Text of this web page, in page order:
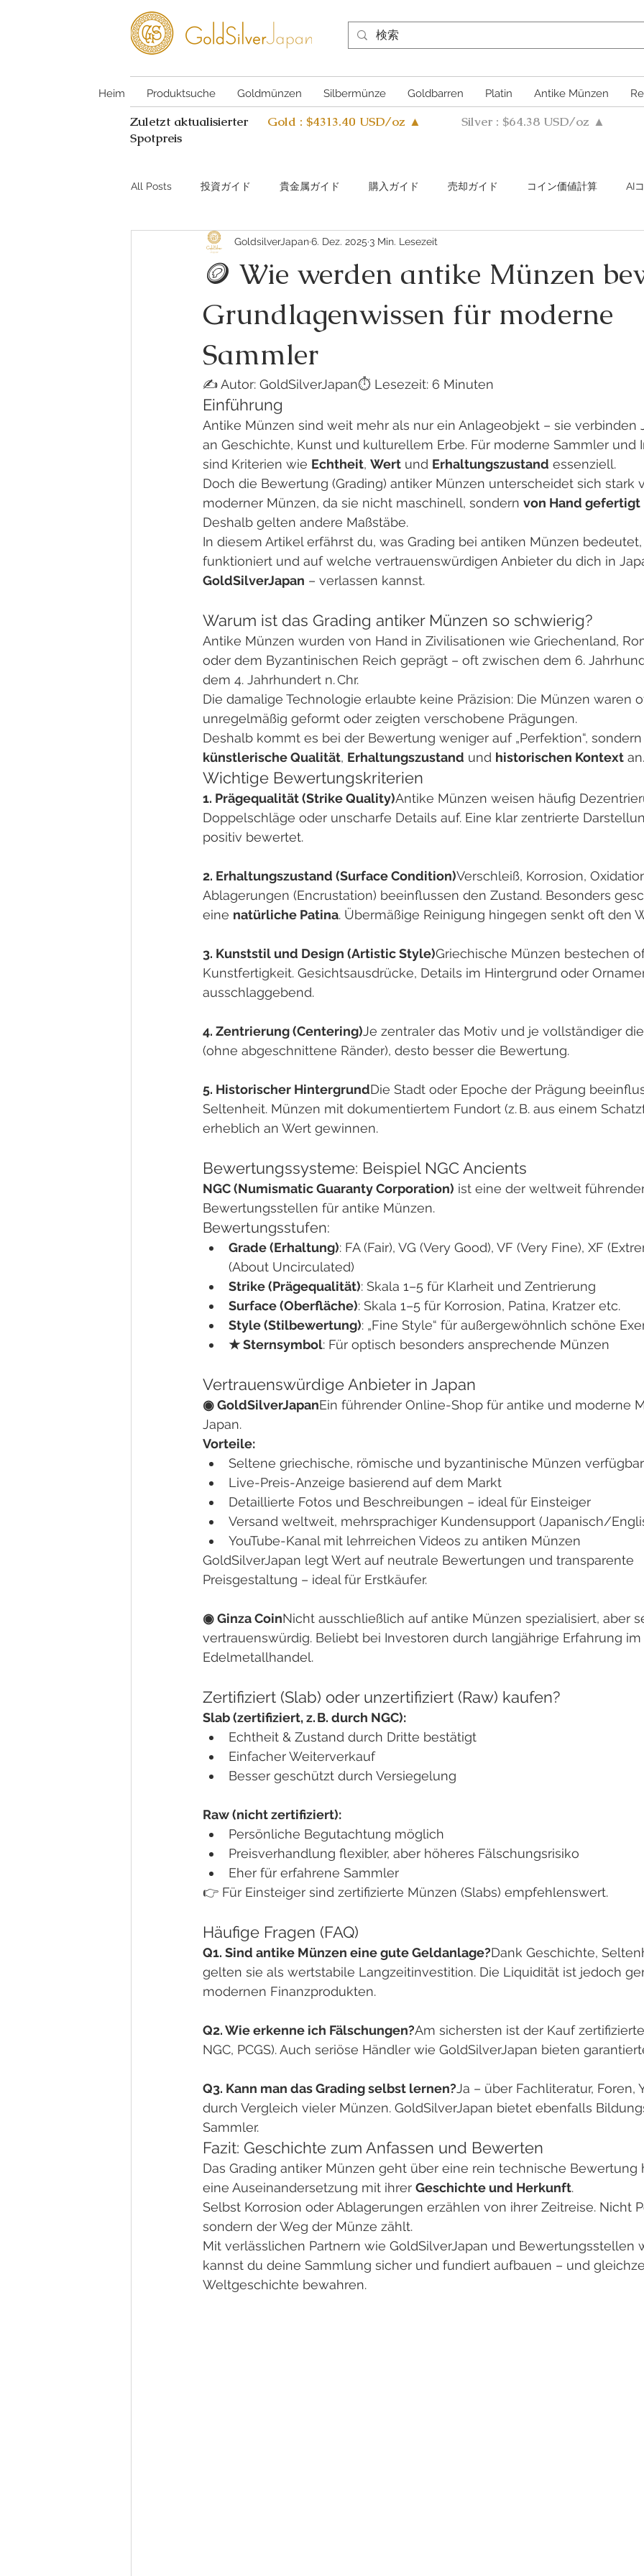
Heim Produktsuche Goldmünzen Silbermünze Goldbarren Platin Antike Münzen
Zuletzt aktualisierter
Spotpreis
Gold : $4313.40 USD/oz ▲ Silver : $64.38 USD/oz ▲
All Posts 投資ガイド 貴金属ガイド 購入ガイド 売却ガイド ​コイン価値計算 AI
Investing guide Q&A Precious Metals Guide Q&A
Coin Authentication Guide
🪙 Wie werden antike Münzen
Grundlagenwissen für moderne
Sammler
GoldsilverJapan6. Dez. 2025 3 Min. Lesezeit
✍️ Autor: GoldSilverJapan⏱️ Lesezeit: 6 Minuten
Einführung
Antike Münzen sind weit mehr als nur ein Anlageobjekt – sie verbinden
an Geschichte, Kunst und kulturellem Erbe. Für moderne Sammler und
sind Kriterien wie Echtheit, Wert und Erhaltungszustand essenziell.
Doch die Bewertung (Grading) antiker Münzen unterscheidet sich stark
moderner Münzen, da sie nicht maschinell, sondern von Hand gefertigt
Deshalb gelten andere Maßstäbe.
In diesem Artikel erfährst du, was Grading bei antiken Münzen
funktioniert und auf welche vertrauenswürdigen Anbieter du dich in
GoldSilverJapan – verlassen kannst.
Warum ist das Grading antiker Münzen so schwierig?
Antike Münzen wurden von Hand in Zivilisationen wie Griechenland,
oder dem Byzantinischen Reich geprägt – oft zwischen dem 6.
dem 4. Jahrhundert n. Chr.
Die damalige Technologie erlaubte keine Präzision: Die Münzen waren
unregelmäßig geformt oder zeigten verschobene Prägungen.
Deshalb kommt es bei der Bewertung weniger auf „Perfektion“,
künstlerische Qualität, Erhaltungszustand und historischen Kontext an.
Wichtige Bewertungskriterien
1. Prägequalität (Strike Quality)Antike Münzen weisen häufig
Doppelschläge oder unscharfe Details auf. Eine klar zentrierte
positiv bewertet.
2. Erhaltungszustand (Surface Condition)Verschleiß, Korrosion,
Ablagerungen (Encrustation) beeinflussen den Zustand. Besonders
eine natürliche Patina. Übermäßige Reinigung hingegen senkt oft den
3. Kunststil und Design (Artistic Style)Griechische Münzen bestechen
Kunstfertigkeit. Gesichtsausdrücke, Details im Hintergrund oder
ausschlaggebend.
4. Zentrierung (Centering)Je zentraler das Motiv und je vollständiger
(ohne abgeschnittene Ränder), desto besser die Bewertung.
5. Historischer HintergrundDie Stadt oder Epoche der Prägung
Seltenheit. Münzen mit dokumentiertem Fundort (z. B. aus einem
erheblich an Wert gewinnen.
Bewertungssysteme: Beispiel NGC Ancients
NGC (Numismatic Guaranty Corporation) ist eine der weltweit
Bewertungsstellen für antike Münzen.
Bewertungsstufen:
Grade (Erhaltung): FA (Fair), VG (Very Good), VF (Very Fine), XF
(About Uncirculated)
Strike (Prägequalität): Skala 1–5 für Klarheit und Zentrierung
Surface (Oberfläche): Skala 1–5 für Korrosion, Patina, Kratzer etc.
Style (Stilbewertung): „Fine Style“ für außergewöhnlich schöne
★ Sternsymbol: Für optisch besonders ansprechende Münzen
Vertrauenswürdige Anbieter in Japan
◉ GoldSilverJapanEin führender Online-Shop für antike und moderne
Japan.
Vorteile:
Seltene griechische, römische und byzantinische Münzen verfügbar
Live-Preis-Anzeige basierend auf dem Markt
Detaillierte Fotos und Beschreibungen – ideal für Einsteiger
Versand weltweit, mehrsprachiger Kundensupport (Japanisch/
YouTube-Kanal mit lehrreichen Videos zu antiken Münzen
GoldSilverJapan legt Wert auf neutrale Bewertungen und transparente
Preisgestaltung – ideal für Erstkäufer.
◉ Ginza CoinNicht ausschließlich auf antike Münzen spezialisiert, aber
vertrauenswürdig. Beliebt bei Investoren durch langjährige Erfahrung im
Edelmetallhandel.
Zertifiziert (Slab) oder unzertifiziert (Raw) kaufen?
Slab (zertifiziert, z. B. durch NGC):
Echtheit & Zustand durch Dritte bestätigt
Einfacher Weiterverkauf
Besser geschützt durch Versiegelung
Raw (nicht zertifiziert):
Persönliche Begutachtung möglich
Preisverhandlung flexibler, aber höheres Fälschungsrisiko
Eher für erfahrene Sammler
👉 Für Einsteiger sind zertifizierte Münzen (Slabs) empfehlenswert.
Häufige Fragen (FAQ)
Q1. Sind antike Münzen eine gute Geldanlage?Dank Geschichte,
gelten sie als wertstabile Langzeitinvestition. Die Liquidität ist jedoch
modernen Finanzprodukten.
Q2. Wie erkenne ich Fälschungen?Am sichersten ist der Kauf
NGC, PCGS). Auch seriöse Händler wie GoldSilverJapan bieten
Q3. Kann man das Grading selbst lernen?Ja – über Fachliteratur, Foren,
durch Vergleich vieler Münzen. GoldSilverJapan bietet ebenfalls
Sammler.
Fazit: Geschichte zum Anfassen und Bewerten
Das Grading antiker Münzen geht über eine rein technische Bewertung
eine Auseinandersetzung mit ihrer Geschichte und Herkunft.
Selbst Korrosion oder Ablagerungen erzählen von ihrer Zeitreise. Nicht
sondern der Weg der Münze zählt.
Mit verlässlichen Partnern wie GoldSilverJapan und Bewertungsstellen
kannst du deine Sammlung sicher und fundiert aufbauen – und
Weltgeschichte bewahren.